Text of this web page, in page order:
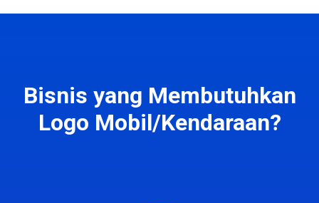
Bisnis yang Membutuhkan
Logo Mobil/Kendaraan?